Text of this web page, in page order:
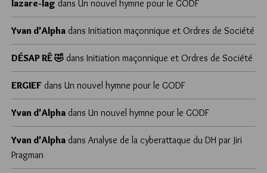
lazare-lag dans Un nouvel hymne pour le GODF
Yvan d'Alpha dans Initiation maçonnique et Ordres de Société
DÉSAP RÊ 🤣 dans Initiation maçonnique et Ordres de Société
ERGIEF dans Un nouvel hymne pour le GODF
Yvan d'Alpha dans Un nouvel hymne pour le GODF
Yvan d'Alpha dans Analyse de la cyberattaque du DH par Jiri
Pragman